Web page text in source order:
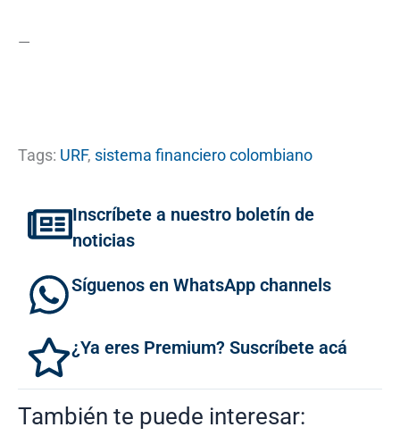
—
Tags: URF, sistema financiero colombiano
Inscríbete a nuestro boletín de
noticias
Síguenos en WhatsApp channels
¿Ya eres Premium? Suscríbete acá
También te puede interesar: